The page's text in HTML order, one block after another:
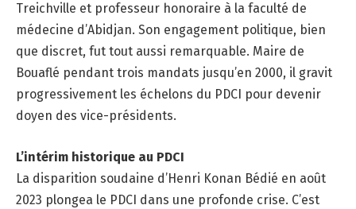
Treichville et professeur honoraire à la faculté de
médecine d’Abidjan. Son engagement politique, bien
que discret, fut tout aussi remarquable. Maire de
Bouaflé pendant trois mandats jusqu’en 2000, il gravit
progressivement les échelons du PDCI pour devenir
doyen des vice-présidents.
L’intérim historique au PDCI
La disparition soudaine d’Henri Konan Bédié en août
2023 plongea le PDCI dans une profonde crise. C’est